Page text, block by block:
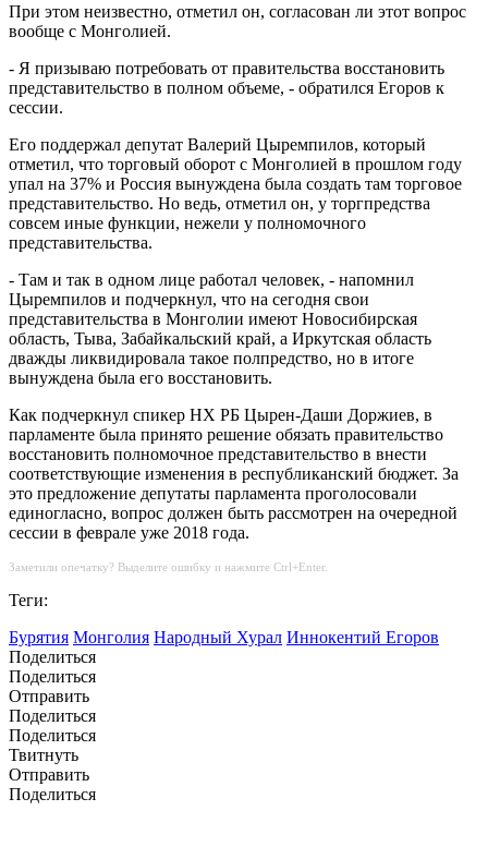
При этом неизвестно, отметил он, согласован ли этот вопрос
вообще с Монголией.
- Я призываю потребовать от правительства восстановить
представительство в полном объеме, - обратился Егоров к
сессии.
Его поддержал депутат Валерий Цыремпилов, который
отметил, что торговый оборот с Монголией в прошлом году
упал на 37% и Россия вынуждена была создать там торговое
представительство. Но ведь, отметил он, у торгпредства
совсем иные функции, нежели у полномочного
представительства.
- Там и так в одном лице работал человек, - напомнил
Цыремпилов и подчеркнул, что на сегодня свои
представительства в Монголии имеют Новосибирская
область, Тыва, Забайкальский край, а Иркутская область
дважды ликвидировала такое полпредство, но в итоге
вынуждена была его восстановить.
Как подчеркнул спикер НХ РБ Цырен-Даши Доржиев, в
парламенте была принято решение обязать правительство
восстановить полномочное представительство в внести
соответствующие изменения в республиканский бюджет. За
это предложение депутаты парламента проголосовали
единогласно, вопрос должен быть рассмотрен на очередной
сессии в феврале уже 2018 года.
Заметили опечатку? Выделите ошибку и нажмите Ctrl+Enter.
Теги:
Бурятия Монголия Народный Хурал Иннокентий Егоров
Поделиться
Поделиться
Отправить
Поделиться
Поделиться
Твитнуть
Отправить
Поделиться